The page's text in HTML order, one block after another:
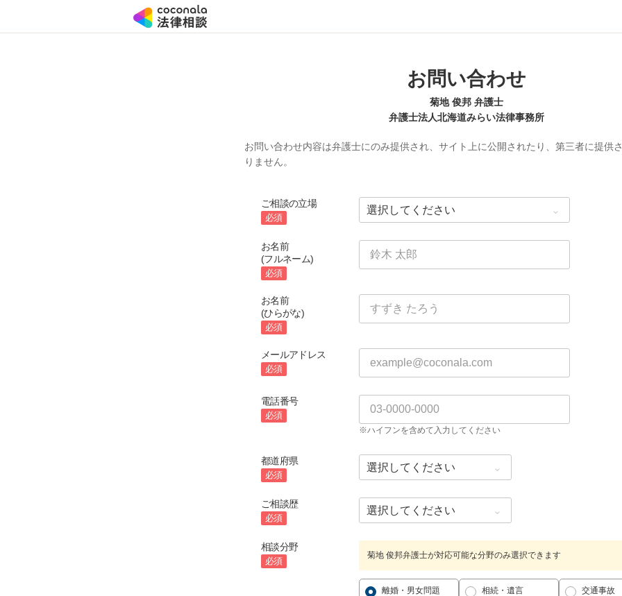
お問い合わせ
菊地 俊邦 弁護士
弁護士法人北海道みらい法律事務所
お問い合わせ内容は弁護士にのみ提供され、サイト上に公開されたり、第三者に提供
りません。
ご相談の立場
必須
お名前
(フルネーム)
必須
お名前
(ひらがな)
必須
メールアドレス
必須
電話番号
必須
※ハイフンを含めて入力してください
都道府県
必須
ご相談歴
必須
相談分野
必須
菊地 俊邦弁護士が対応可能な分野のみ選択できます
離婚・男女問題 相続・遺言 交通事故